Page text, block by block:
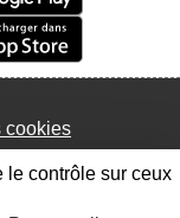
cookies
le contrôle sur ceux